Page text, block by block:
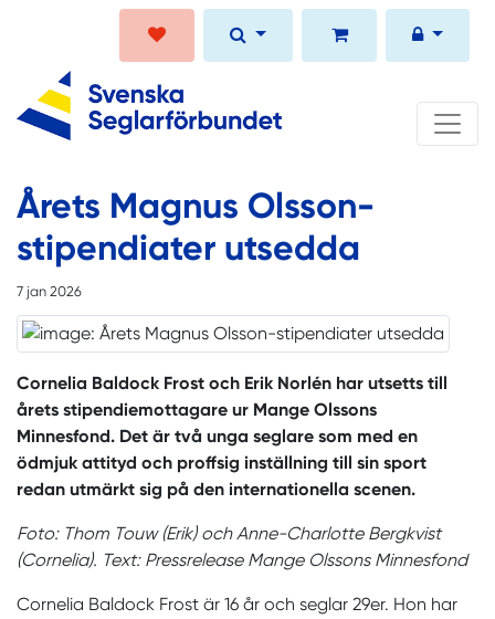
Årets Magnus Olsson-
stipendiater utsedda
7 jan 2026
Cornelia Baldock Frost och Erik Norlén har utsetts till
årets stipendiemottagare ur Mange Olssons
Minnesfond. Det är två unga seglare som med en
ödmjuk attityd och proffsig inställning till sin sport
redan utmärkt sig på den internationella scenen.
Foto: Thom Touw (Erik) och Anne-Charlotte Bergkvist
(Cornelia). Text: Pressrelease Mange Olssons Minnesfond
Cornelia Baldock Frost är 16 år och seglar 29er. Hon har